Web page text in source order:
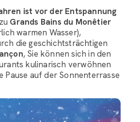
ist vor der Entspannung
Grands Bains du Monêtier
warmen Wasser),
die geschichtsträchtigen
, Sie können sich in den
kulinarisch verwöhnen
Pause auf der Sonnenterrasse